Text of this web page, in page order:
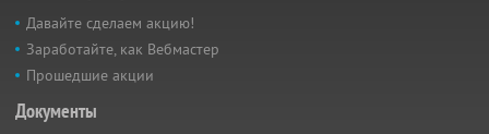
Давайте сделаем акцию!
Заработайте, как Вебмастер
Прошедшие акции
Документы